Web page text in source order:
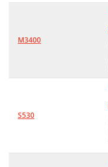
M3400
S530